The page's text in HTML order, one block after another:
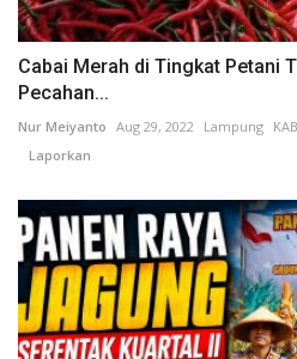
Cabai Merah di Tingkat Petani
Pecahan...
Nur Meiyanto Aug 29, 2022 Lampung
Laporkan